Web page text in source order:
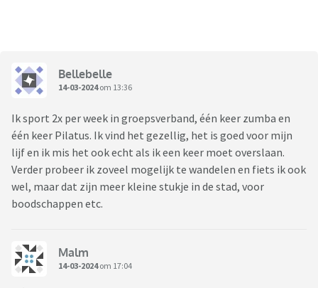
Bellebelle
14-03-2024om 13:36
Ik sport 2x per week in groepsverband, één keer zumba en
één keer Pilatus. Ik vind het gezellig, het is goed voor mijn
lijf en ik mis het ook echt als ik een keer moet overslaan.
Verder probeer ik zoveel mogelijk te wandelen en fiets ik ook
wel, maar dat zijn meer kleine stukje in de stad, voor
boodschappen etc.
Malm
14-03-2024om 17:04